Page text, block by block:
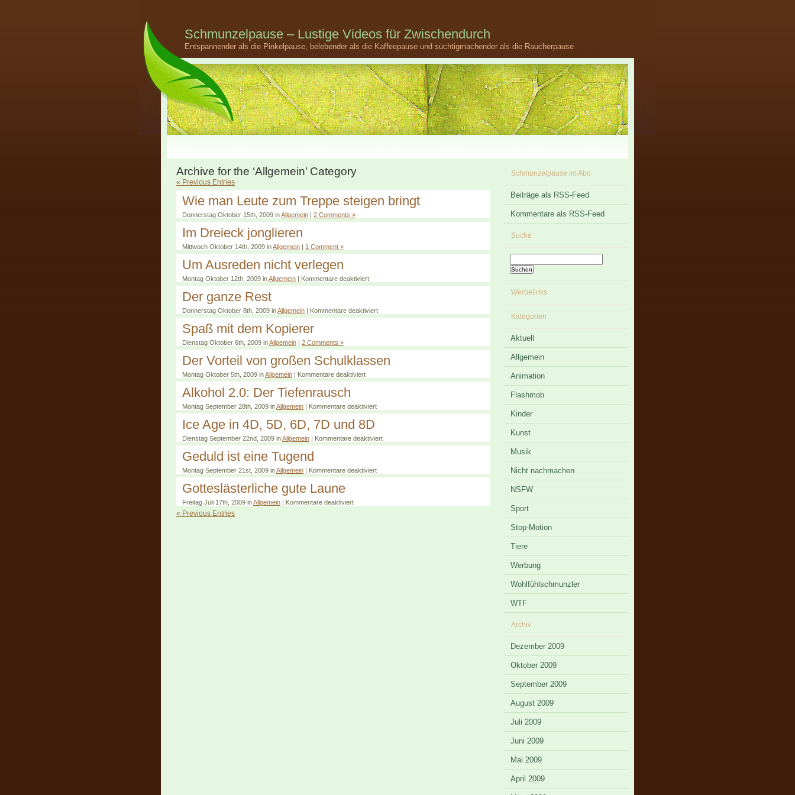
Schmunzelpause – Lustige Videos für Zwischendurch
Entspannender als die Pinkelpause, belebender als die Kaffeepause und süchtigmachender als die Raucherpause
Archive for the ‘Allgemein’ Category
« Previous Entries
Wie man Leute zum Treppe steigen bringt
Donnerstag Oktober 15th, 2009 inAllgemein | 2 Comments »
Im Dreieck jonglieren
Mittwoch Oktober 14th, 2009 inAllgemein | 1 Comment »
Um Ausreden nicht verlegen
Montag Oktober 12th, 2009 inAllgemein | Kommentare deaktiviert
Der ganze Rest
Donnerstag Oktober 8th, 2009 inAllgemein | Kommentare deaktiviert
Spaß mit dem Kopierer
Dienstag Oktober 6th, 2009 inAllgemein | 2 Comments »
Der Vorteil von großen Schulklassen
Montag Oktober 5th, 2009 inAllgemein | Kommentare deaktiviert
Alkohol 2.0: Der Tiefenrausch
Montag September 28th, 2009 inAllgemein | Kommentare deaktiviert
Ice Age in 4D, 5D, 6D, 7D und 8D
Dienstag September 22nd, 2009 inAllgemein | Kommentare deaktiviert
Geduld ist eine Tugend
Montag September 21st, 2009 inAllgemein | Kommentare deaktiviert
Gotteslästerliche gute Laune
Freitag Juli 17th, 2009 inAllgemein | Kommentare deaktiviert
« Previous Entries
Schmunzelpause im Abo
Beiträge als RSS-Feed
Kommentare als RSS-Feed
Suche
Werbelinks
Kategorien
Aktuell
Allgemein
Animation
Flashmob
Kinder
Kunst
Musik
Nicht nachmachen
NSFW
Sport
Stop-Motion
Tiere
Werbung
Wohlfühlschmunzler
WTF
Archiv
Dezember 2009
Oktober 2009
September 2009
August 2009
Juli 2009
Juni 2009
Mai 2009
April 2009